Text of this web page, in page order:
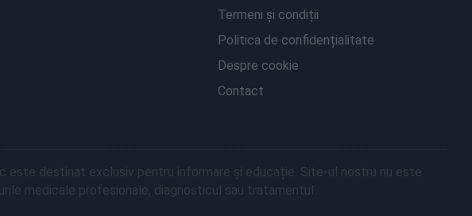
Termeni și condiții
Politica de confidențialitate
Despre cookie
Contact
este destinat exclusiv pentru informare și educație. Site-ul nostru nu este
medicale profesionale, diagnosticul sau tratamentul.